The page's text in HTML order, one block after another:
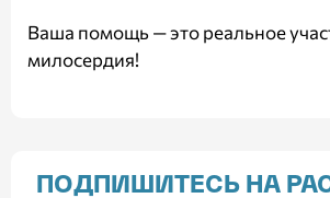
Ваша помощь — это реальное
милосердия!
ПОДПИШИТЕСЬ НА